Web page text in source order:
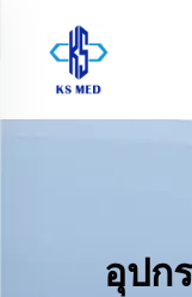
อุปก